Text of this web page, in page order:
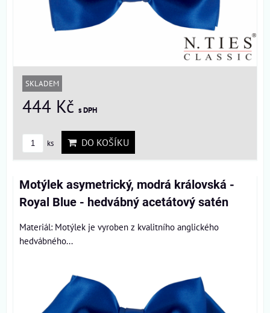
SKLADEM
444 Kč s DPH
ks DO KOŠÍKU
Motýlek asymetrický, modrá královská -
Royal Blue - hedvábný acetátový satén
Materiál: Motýlek je vyroben z kvalitního anglického
hedvábného...